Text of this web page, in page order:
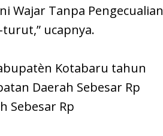
Wajar Tanpa Pengecualian
turut,” ucapnya.
Kotabaru tahun
Daerah Sebesar Rp
Sebesar Rp